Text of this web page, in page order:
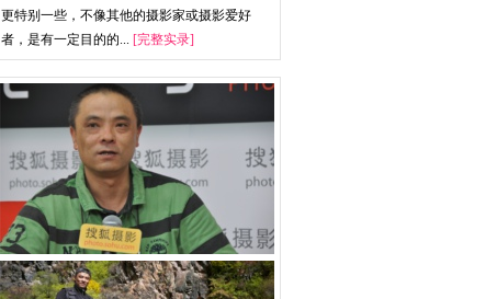
更特别一些，不像其他的摄影家或摄影爱好
者，是有一定目的的... [完整实录]